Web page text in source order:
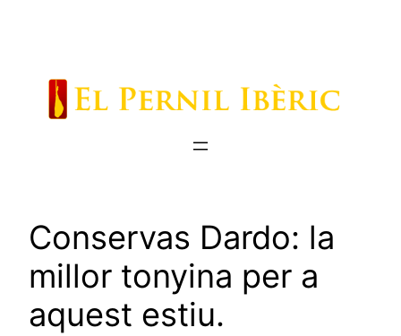
Conservas Dardo: la
millor tonyina per a
aquest estiu.